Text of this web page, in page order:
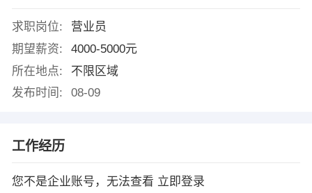
求职岗位:
营业员
期望薪资:
4000-5000元
所在地点:
不限区域
发布时间:
08-09
工作经历
您不是企业账号，无法查看 立即登录